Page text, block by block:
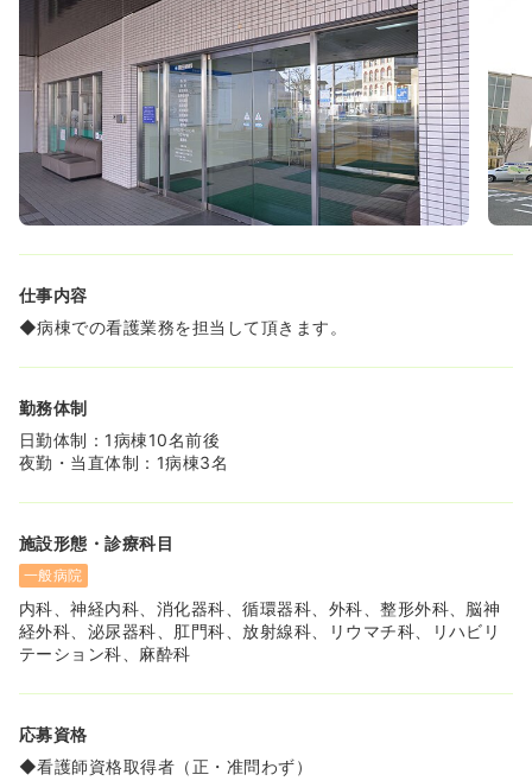
仕事内容
◆病棟での看護業務を担当して頂きます。
勤務体制
日勤体制：1病棟10名前後
夜勤・当直体制：1病棟3名
施設形態・診療科目
一般病院
内科、神経内科、消化器科、循環器科、外科、整形外科、脳神
経外科、泌尿器科、肛門科、放射線科、リウマチ科、リハビリ
テーション科、麻酔科
応募資格
◆看護師資格取得者（正・准問わず）